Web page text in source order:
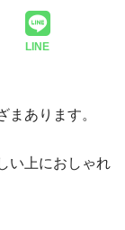
LINE
まあります。
い上におしゃれ